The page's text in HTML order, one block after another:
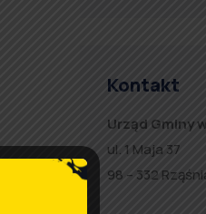
Kontakt
Urząd Gminy
ul. 1 Maja 37
98 – 332